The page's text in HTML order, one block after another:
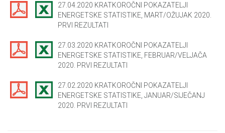
27.04.2020 KRATKOROČNI POKAZATELJI
ENERGETSKE STATISTIKE, MART/OŽUJAK 2020.
PRVI REZULTATI
27.03.2020 KRATKOROČNI POKAZATELJI
ENERGETSKE STATISTIKE, FEBRUAR/VELJAČA
2020. PRVI REZULTATI
27.02.2020 KRATKOROČNI POKAZATELJI
ENERGETSKE STATISTIKE, JANUAR/SIJEČANJ
2020. PRVI REZULTATI